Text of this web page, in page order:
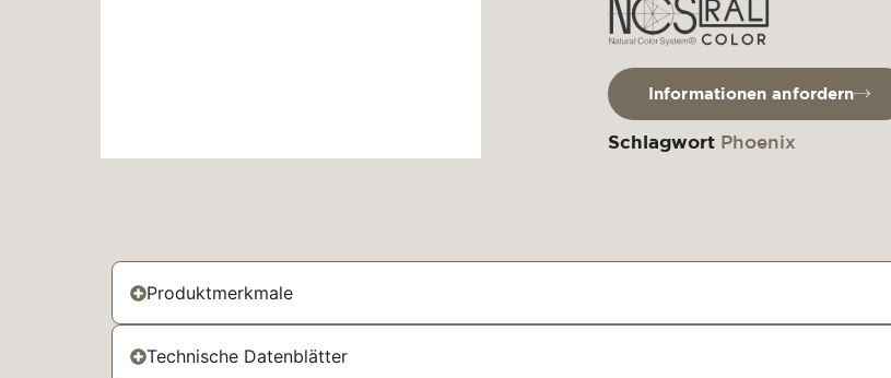
Informationen anfordern
Schlagwort Phoenix
Produktmerkmale
Technische Datenblätter